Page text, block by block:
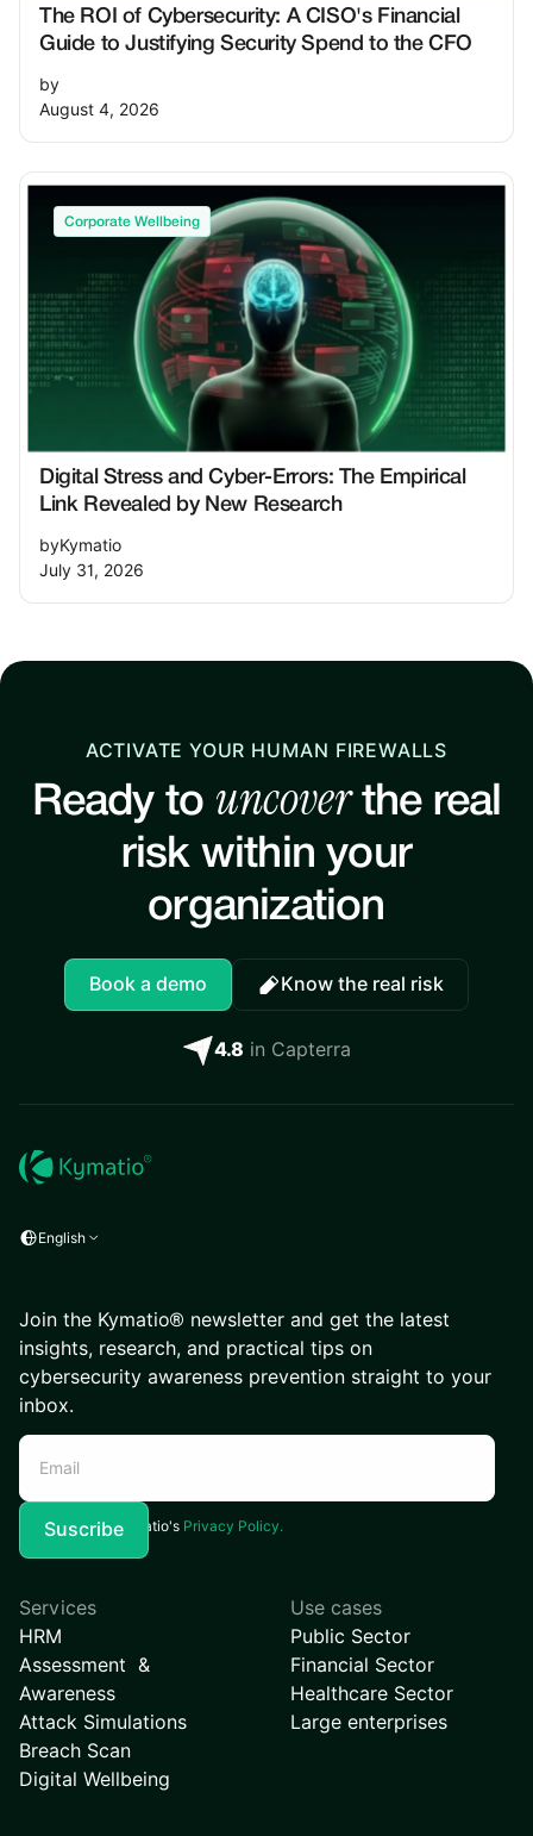
The ROI of Cybersecurity: A CISO's Financial
Guide to Justifying Security Spend to the CFO
by
August 4, 2026
Corporate Wellbeing
Digital Stress and Cyber-Errors: The Empirical
Link Revealed by New Research
byKymatio
July 31, 2026
ACTIVATE YOUR HUMAN FIREWALLS
Ready to uncoverthe real
risk within your
organization
Book a demo Know the real risk
4.8 in Capterra
English
Join the Kymatio® newsletter and get the latest
insights, research, and practical tips on
cybersecurity awareness prevention straight to your
inbox.
I agree to Kymatio's Privacy Policy.
Services
HRM
Assessment &
Awareness
Attack Simulations
Breach Scan
Digital Wellbeing
Use cases
Public Sector
Financial Sector
Healthcare Sector
Large enterprises